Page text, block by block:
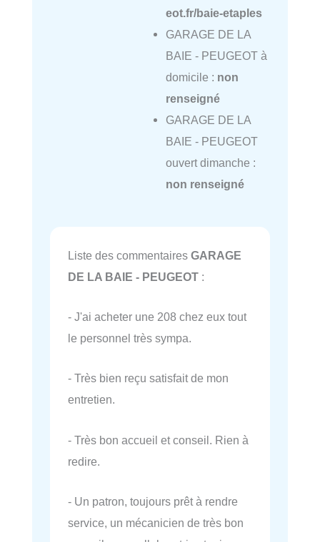
eot.fr/baie-etaples
GARAGE DE LA
BAIE - PEUGEOT à
domicile : non
renseigné
GARAGE DE LA
BAIE - PEUGEOT
ouvert dimanche :
non renseigné
Liste des commentaires GARAGE
DE LA BAIE - PEUGEOT :
- J'ai acheter une 208 chez eux tout
le personnel très sympa.
- Très bien reçu satisfait de mon
entretien.
- Très bon accueil et conseil. Rien à
redire.
- Un patron, toujours prêt à rendre
service, un mécanicien de très bon